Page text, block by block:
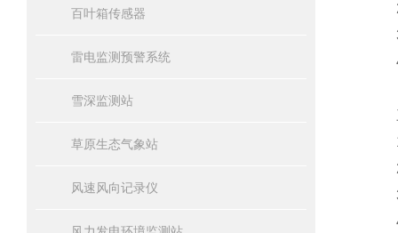
百叶箱传感器
雷电监测预警系统
雪深监测站
草原生态气象站
风速风向记录仪
2
3
4
三
1)
2)
3)
4)